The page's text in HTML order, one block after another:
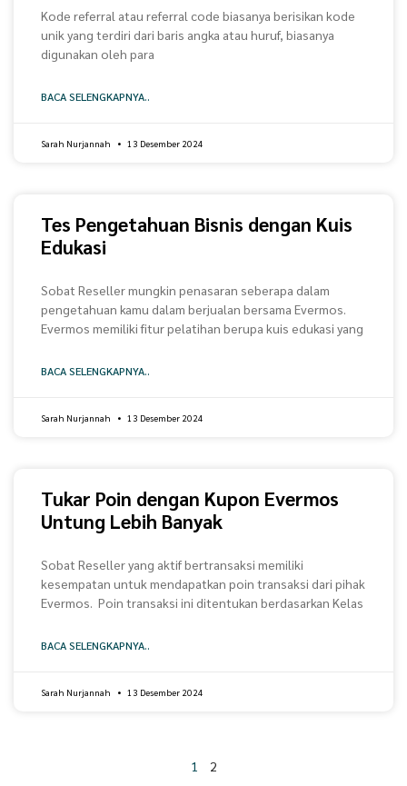
Kode referral atau referral code biasanya berisikan kode
unik yang terdiri dari baris angka atau huruf, biasanya
digunakan oleh para
BACA SELENGKAPNYA..
Sarah Nurjannah 13 Desember 2024
Tes Pengetahuan Bisnis dengan Kuis
Edukasi
Sobat Reseller mungkin penasaran seberapa dalam
pengetahuan kamu dalam berjualan bersama Evermos.
Evermos memiliki fitur pelatihan berupa kuis edukasi yang
BACA SELENGKAPNYA..
Sarah Nurjannah 13 Desember 2024
Tukar Poin dengan Kupon Evermos
Untung Lebih Banyak
Sobat Reseller yang aktif bertransaksi memiliki
kesempatan untuk mendapatkan poin transaksi dari pihak
Evermos. Poin transaksi ini ditentukan berdasarkan Kelas
BACA SELENGKAPNYA..
Sarah Nurjannah 13 Desember 2024
1 2